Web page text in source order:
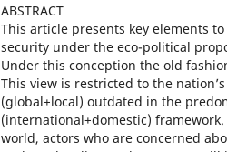
ABSTRACT
This article presents key elements
security under the eco-political
Under this conception the old
This view is restricted to the
(global+local) outdated in the
(international+domestic)
world, actors who are concerned